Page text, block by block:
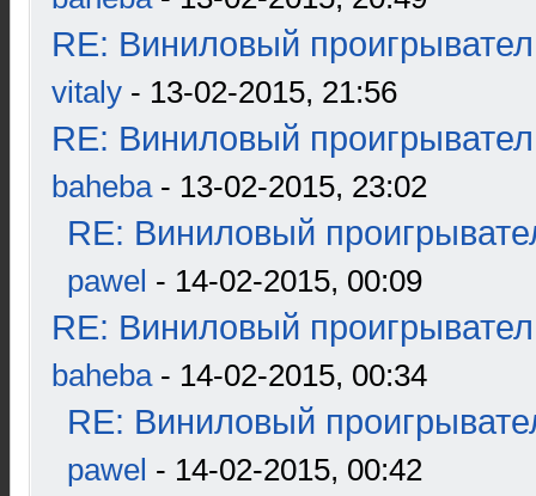
RE: Виниловый
vitaly - 13-02-2015, 21:56
RE: Виниловый
baheba- 13-02-2015, 23:02
RE: Виниловый
pawel - 14-02-2015, 00:09
RE: Виниловый
baheba- 14-02-2015, 00:34
RE: Виниловый
pawel - 14-02-2015, 00:42